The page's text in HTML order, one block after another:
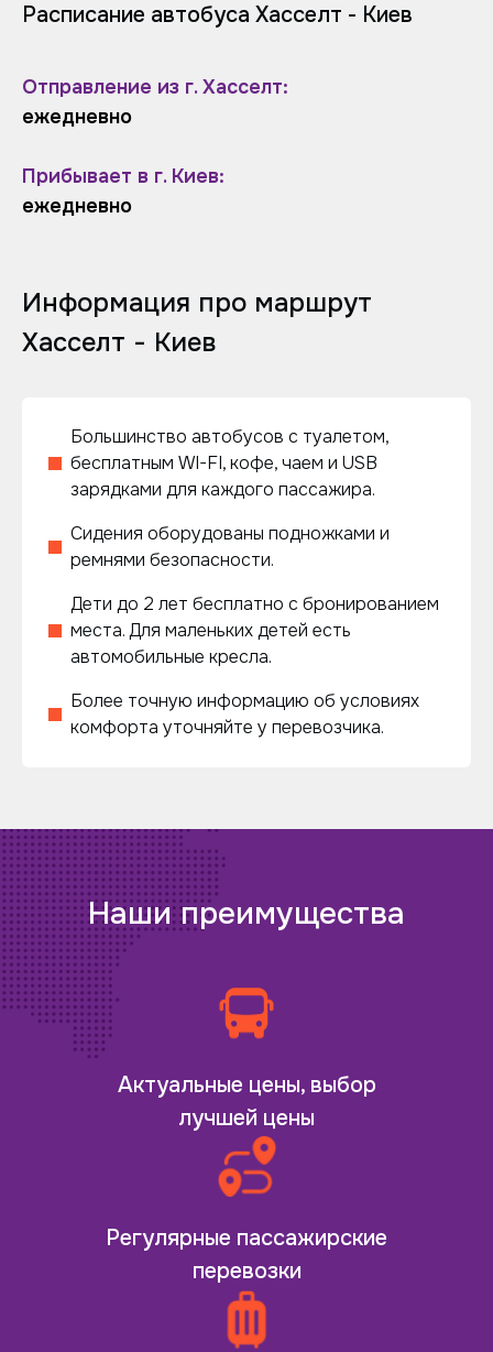
Расписание автобуса Хасселт - Киев
Отправление из г. Хасселт:
ежедневно
Прибывает в г. Киев:
ежедневно
Информация про маршрут
Хасселт - Киев
Большинство автобусов с туалетом,
бесплатным WI-FI, кофе, чаем и USB
зарядками для каждого пассажира.
Сидения оборудованы подножками и
ремнями безопасности.
Дети до 2 лет бесплатно с бронированием
места. Для маленьких детей есть
автомобильные кресла.
Более точную информацию об условиях
комфорта уточняйте у перевозчика.
Наши преимущества
Актуальные цены, выбор
лучшей цены
Регулярные пассажирские
перевозки